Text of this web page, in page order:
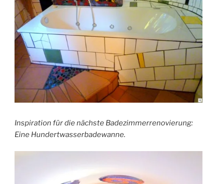
Inspiration für die nächste Badezimmerrenovierung:
Eine Hundertwasserbadewanne.